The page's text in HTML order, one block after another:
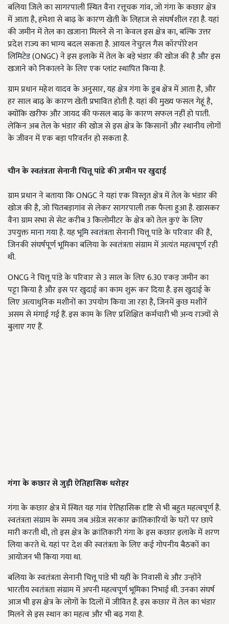
बलिया जिले का सागरपाली स्थित वैना रत्तूचक गांव, जो गंगा के कछार क्षेत्र
में आता है, हमेशा से बाढ़ के कारण खेती के लिहाज से संघर्षशील रहा है. यहां
की जमीन में तेल का खजाना मिलने से ना केवल इस क्षेत्र का, बल्कि उत्तर
प्रदेश राज्य का भाग्य बदल सकता है. आयल नेचुरल गैस कॉरपोरेशन
लिमिटेड (ONGC) ने इस इलाके में तेल के बड़े भंडार की खोज की है और इस
खजाने को निकालने के लिए एक प्लांट स्थापित किया है.
ग्राम प्रधान महेश यादव के अनुसार, यह क्षेत्र गंगा के डूब क्षेत्र में आता है, और
हर साल बाढ़ के कारण खेती प्रभावित होती है. यहां की मुख्य फसल गेहूं है,
क्योंकि खरीफ और जायद की फसल बाढ़ के कारण सफल नहीं हो पाती.
लेकिन अब तेल के भंडार की खोज से इस क्षेत्र के किसानों और स्थानीय लोगों
के जीवन में एक बड़ा परिवर्तन हो सकता है.
चीन के स्वतंत्रता सेनानी चित्तू पांडे की ज़मीन पर खुदाई
ग्राम प्रधान ने बताया कि ONGC ने यहां एक विस्तृत क्षेत्र में तेल के भंडार की
खोज की है, जो चितबड़ागांव से लेकर सागरपाली तक फैला हुआ है. खासकर
वैना ग्राम सभा से सेट करीब 3 किलोमीटर के क्षेत्र को तेल कुएं के लिए
उपयुक्त माना गया है. यह भूमि स्वतंत्रता सेनानी चित्तू पांडे के परिवार की है,
जिनकी संघर्षपूर्ण भूमिका बलिया के स्वतंत्रता संग्राम में अत्यंत महत्वपूर्ण रही
थी.
ONCG ने चित्तू पांडे के परिवार से 3 साल के लिए 6.30 एकड़ जमीन का
पट्टा किया है और इस पर खुदाई का काम शुरू कर दिया है. इस खुदाई के
लिए अत्याधुनिक मशीनों का उपयोग किया जा रहा है, जिनमें कुछ मशीनें
असम से मंगाई गई हैं. इस काम के लिए प्रशिक्षित कर्मचारी भी अन्य राज्यों से
बुलाए गए हैं.
गंगा के कछार से जुड़ी ऐतिहासिक धरोहर
गंगा के कछार क्षेत्र में स्थित यह गांव ऐतिहासिक दृष्टि से भी बहुत महत्वपूर्ण है.
स्वतंत्रता संग्राम के समय जब अंग्रेज सरकार क्रांतिकारियों के घरों पर छापे
मारी करती थी, तो इस क्षेत्र के क्रांतिकारी गंगा के इस कछार इलाके में शरण
लिया करते थे. यहां पर देश की स्वतंत्रता के लिए कई गोपनीय बैठकों का
आयोजन भी किया गया था.
बलिया के स्वतंत्रता सेनानी चित्तू पांडे भी यहीं के निवासी थे और उन्होंने
भारतीय स्वतंत्रता संग्राम में अपनी महत्वपूर्ण भूमिका निभाई थी. उनका संघर्ष
आज भी इस क्षेत्र के लोगों के दिलों में जीवित है. इस कछार में तेल का भंडार
मिलने से इस स्थान का महत्व और भी बढ़ गया है.